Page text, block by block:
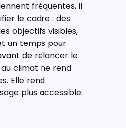
fréquentes, il
le cadre : des
objectifs visibles,
un temps pour
de relancer le
climat ne rend
Elle rend
plus accessible.